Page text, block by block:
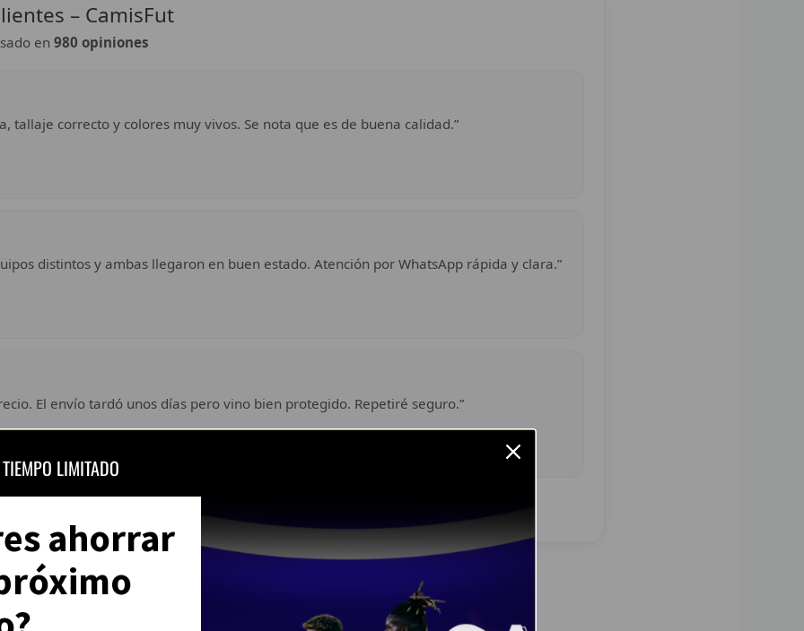
– CamisFut
en 980 opiniones
tallaje correcto y colores muy vivos. Se nota que es de buena calidad.”
distintos y ambas llegaron en buen estado. Atención por WhatsApp rápida y clara.”
El envío tardó unos días pero vino bien protegido. Repetiré seguro.”
LIMITADO
ahorrar